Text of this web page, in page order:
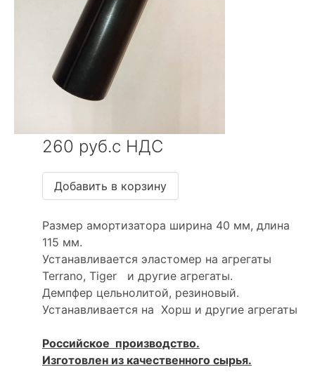
260 руб.с НДС
Размер амортизатора ширина 40 мм, длина
115 мм.
Устанавливается эластомер на агрегаты
Terrano, Tiger и другие агрегаты.
Демпфер цельнолитой, резиновый.
Устанавливается на Хорш и другие агрегаты
Российское производство.
Изготовлен из качественного сырья.